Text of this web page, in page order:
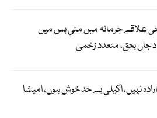
علاقے جرمانہ میں منی بس میں
نہیں، اکیلی بے حد خوش ہوں، امیشا